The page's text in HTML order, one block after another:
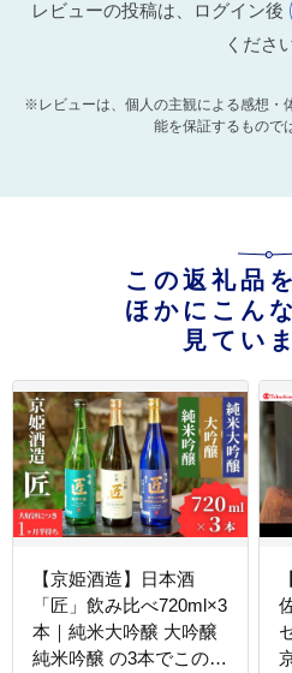
レビューの投稿は、ログイン後
くださ
※レビューは、個人の主観による感想・
能を保証するもので
この返礼品
ほかにこん
見てい
【京姫酒造】日本酒
「匠」飲み比べ720ml×3
本｜純米大吟醸 大吟醸
純米吟醸 の3本でこの寄